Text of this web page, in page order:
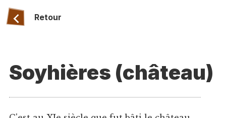
Retour
Soyhières (château)